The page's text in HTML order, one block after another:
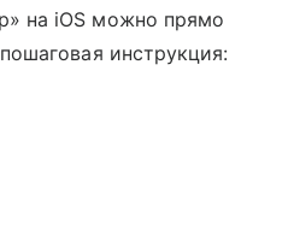
на iOS можно прямо
инструкция: